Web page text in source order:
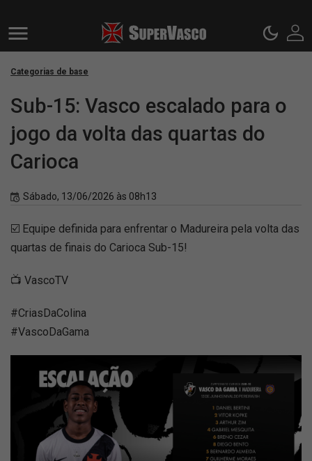
Categorias de base
Sub-15: Vasco escalado para o
jogo da volta das quartas do
Carioca
Sábado, 13/06/2026 às 08h13
☑️ Equipe definida para enfrentar o Madureira pela volta das
quartas de finais do Carioca Sub-15!
📺 VascoTV
#CriasDaColina
#VascoDaGama